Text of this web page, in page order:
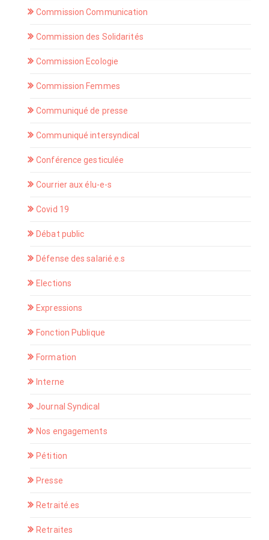
Commission Communication
Commission des Solidarités
Commission Ecologie
Commission Femmes
Communiqué de presse
Communiqué intersyndical
Conférence gesticulée
Courrier aux élu-e-s
Covid 19
Débat public
Défense des salarié.e.s
Elections
Expressions
Fonction Publique
Formation
Interne
Journal Syndical
Nos engagements
Pétition
Presse
Retraité.es
Retraites